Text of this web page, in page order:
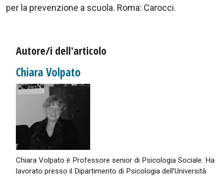
per la prevenzione a scuola. Roma: Carocci.
Autore/i dell'articolo
Chiara Volpato
Chiara Volpato è Professore senior di Psicologia Sociale. Ha
lavorato presso il Dipartimento di Psicologia dell’Università